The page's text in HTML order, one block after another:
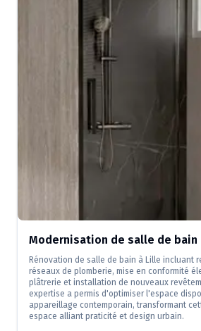
Modernisation de salle de bain
Rénovation de salle de bain à Lille incluant
réseaux de plomberie, mise en conformité
plâtrerie et installation de nouveaux
expertise a permis d'optimiser l'espace
appareillage contemporain, transformant
espace alliant praticité et design urbain.